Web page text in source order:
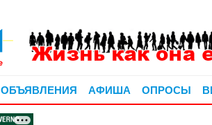
ОБЪЯВЛЕНИЯ АФИША ОПРОСЫ